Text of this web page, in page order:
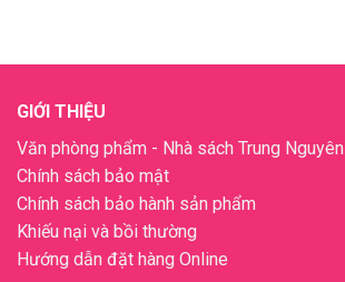
GIỚI THIỆU
Văn phòng phẩm - Nhà sách Trung Nguyên
Chính sách bảo mật
Chính sách bảo hành sản phẩm
Khiếu nại và bồi thường
Hướng dẫn đặt hàng Online